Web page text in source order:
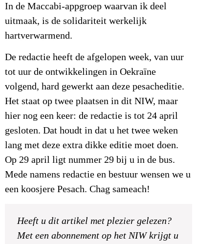
In de Maccabi-appgroep waarvan ik deel
uitmaak, is de solidariteit werkelijk
hartverwarmend.
De redactie heeft de afgelopen week, van uur
tot uur de ontwikkelingen in Oekraïne
volgend, hard gewerkt aan deze pesacheditie.
Het staat op twee plaatsen in dit NIW, maar
hier nog een keer: de redactie is tot 24 april
gesloten. Dat houdt in dat u het twee weken
lang met deze extra dikke editie moet doen.
Op 29 april ligt nummer 29 bij u in de bus.
Mede namens redactie en bestuur wensen we u
een koosjere Pesach. Chag sameach!
Heeft u dit artikel met plezier gelezen?
Met een abonnement op het NIW krijgt u